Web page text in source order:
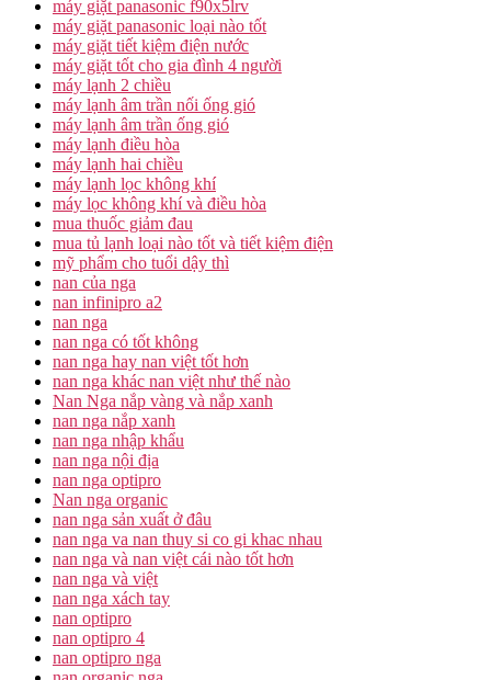
máy giặt panasonic f90x5lrv
máy giặt panasonic loại nào tốt
máy giặt tiết kiệm điện nước
máy giặt tốt cho gia đình 4 người
máy lạnh 2 chiều
máy lạnh âm trần nối ống gió
máy lạnh âm trần ống gió
máy lạnh điều hòa
máy lạnh hai chiều
máy lạnh lọc không khí
máy lọc không khí và điều hòa
mua thuốc giảm đau
mua tủ lạnh loại nào tốt và tiết kiệm điện
mỹ phẩm cho tuổi dậy thì
nan của nga
nan infinipro a2
nan nga
nan nga có tốt không
nan nga hay nan việt tốt hơn
nan nga khác nan việt như thế nào
Nan Nga nắp vàng và nắp xanh
nan nga nắp xanh
nan nga nhập khẩu
nan nga nội địa
nan nga optipro
Nan nga organic
nan nga sản xuất ở đâu
nan nga va nan thuy si co gi khac nhau
nan nga và nan việt cái nào tốt hơn
nan nga và việt
nan nga xách tay
nan optipro
nan optipro 4
nan optipro nga